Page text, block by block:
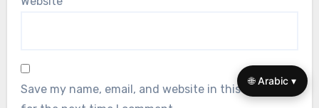
Save my name, email, and website in this browser
🌐 Arabic ▾